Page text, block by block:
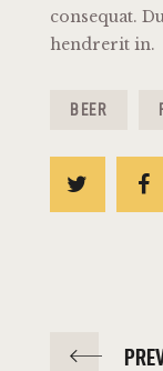
consequat.
hendrerit in.
BEER